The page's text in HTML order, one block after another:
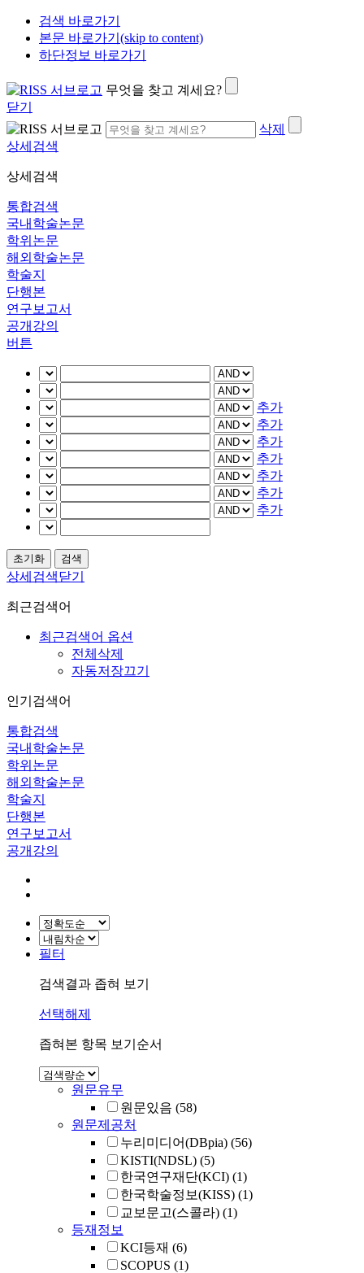
검색 바로가기
본문 바로가기(skip to content)
하단정보 바로가기
무엇을 찾고 계세요?
닫기
삭제
상세검색
상세검색
통합검색
국내학술논문
학위논문
해외학술논문
학술지
단행본
연구보고서
공개강의
버튼
추가
추가
추가
추가
추가
추가
추가
상세검색닫기
최근검색어
최근검색어 옵션
전체삭제
자동저장끄기
인기검색어
통합검색
국내학술논문
학위논문
해외학술논문
학술지
단행본
연구보고서
공개강의
필터
검색결과 좁혀 보기
선택해제
좁혀본 항목 보기순서
원문유무
원문있음 (58)
원문제공처
누리미디어(DBpia) (56)
KISTI(NDSL) (5)
한국연구재단(KCI) (1)
한국학술정보(KISS) (1)
교보문고(스콜라) (1)
등재정보
KCI등재 (6)
SCOPUS (1)